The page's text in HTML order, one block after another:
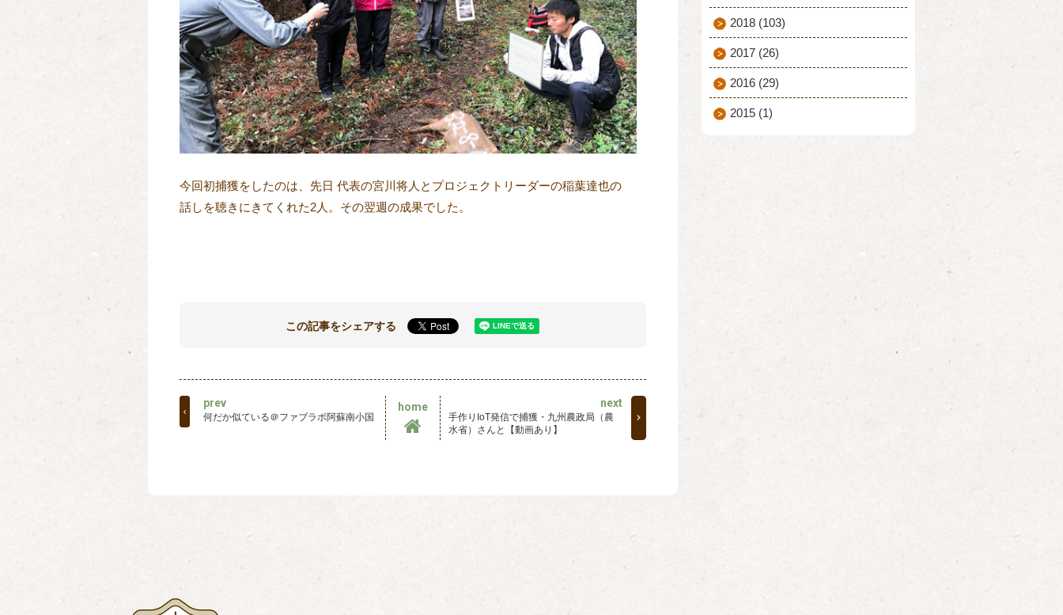
今回初捕獲をしたのは、先日 代表の宮川将人とプロジェクトリーダーの稲葉達也の
話しを聴きにきてくれた2人。その翌週の成果でした。
この記事をシェアする
prev
何だか似ている＠ファブラボ阿蘇南小国
home next
手作りIoT発信で捕獲・九州農政局（農
水省）さんと【動画あり】
2018 (103)
2017 (26)
2016 (29)
2015 (1)